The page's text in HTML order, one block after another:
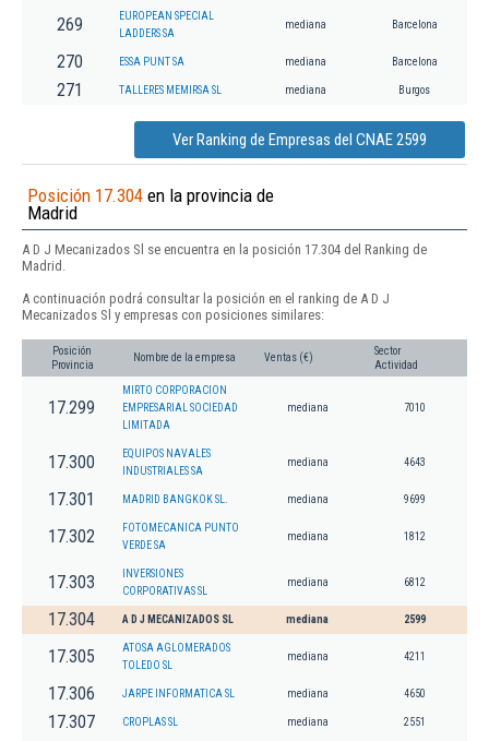
269
EUROPEAN SPECIAL
LADDERS SA
mediana Barcelona
270 ESSA PUNT SA mediana Barcelona
271 TALLERES MEMIRSA SL mediana Burgos
Ver Ranking de Empresas del CNAE 2599
Posición 17.304 en la provincia de
Madrid
A D J Mecanizados Sl se encuentra en la posición 17.304 del Ranking de
Madrid.
A continuación podrá consultar la posición en el ranking de A D J
Mecanizados Sl y empresas con posiciones similares:
Posición
Provincia
Nombre de la empresa Ventas (€)
Sector
Actividad
17.299
MIRTO CORPORACION
EMPRESARIAL SOCIEDAD
LIMITADA
mediana 7010
17.300
EQUIPOS NAVALES
INDUSTRIALES SA
mediana 4643
17.301 MADRID BANGKOK SL. mediana 9699
17.302
FOTOMECANICA PUNTO
VERDE SA
mediana 1812
17.303
INVERSIONES
CORPORATIVAS SL
mediana 6812
17.304 A D J MECANIZADOS SL mediana 2599
17.305
ATOSA AGLOMERADOS
TOLEDO SL
mediana 4211
17.306 JARPE INFORMATICA SL mediana 4650
17.307 CROPLAS SL mediana 2551